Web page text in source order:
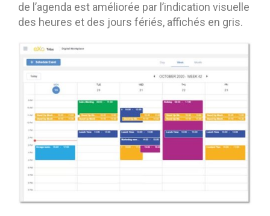
de l’agenda est améliorée par l’indication visuelle
des heures et des jours fériés, affichés en gris.